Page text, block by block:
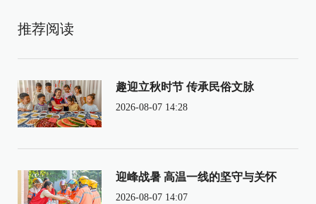
推荐阅读
趣迎立秋时节 传承民俗文脉
2026-08-07 14:28
迎峰战暑 高温一线的坚守与关怀
2026-08-07 14:07